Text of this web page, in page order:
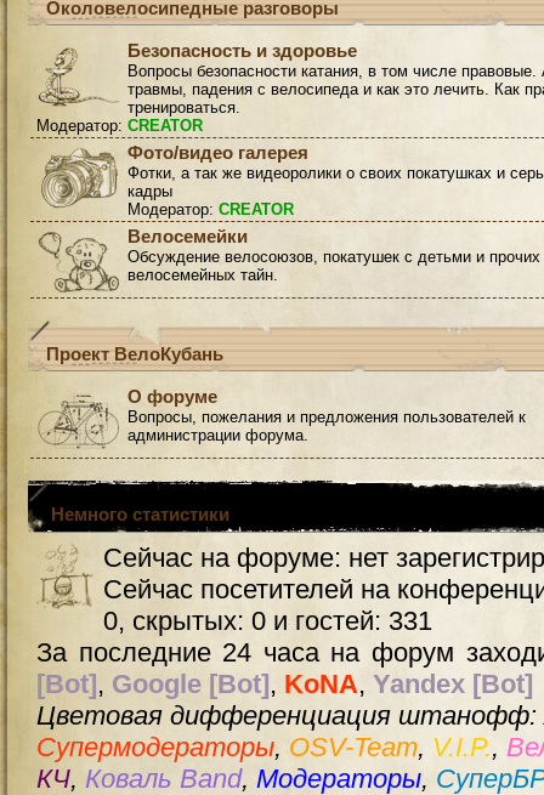
Околовелосипедные разговоры
Безопасность и здоровье
Вопросы безопасности катания, в том числе правовые.
травмы, падения с велосипеда и как это лечить. Как
тренироваться.
Модератор: CREATOR
Фото/видео галерея
Фотки, а так же видеоролики о своих покатушках и
кадры
Модератор: CREATOR
Велосемейки
Обсуждение велосоюзов, покатушек с детьми и прочих
велосемейных тайн.
Проект ВелоКубань
О форуме
Вопросы, пожелания и предложения пользователей к
администрации форума.
Немного статистики
Сейчас на форуме: нет
Сейчас посетителей на
0, скрытых: 0 и гостей: 331
За последние 24 часа на форум
[Bot], Google [Bot], KoNA, Yandex [Bot]
Цветовая дифференциация штанофф:
Супермодераторы, OSV-Team, V.I.P.,
КЧ, Коваль Band, Модераторы,